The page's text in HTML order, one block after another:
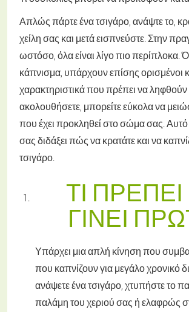
Απλώς πάρτε ένα τσιγάρο, ανάψτε το,
χείλη σας και μετά εισπνεύστε. Στην
ωστόσο, όλα είναι λίγο πιο περίπλοκα.
κάπνισμα, υπάρχουν επίσης ορισμένοι
χαρακτηριστικά που πρέπει να
ακολουθήσετε, μπορείτε εύκολα να
που έχει προκληθεί στο σώμα σας.
σας διδάξει πώς να κρατάτε και να
τσιγάρο.
ΤΙ
ΓΊΝΕΙ
Υπάρχει μια απλή κίνηση που
που καπνίζουν για μεγάλο χρονικό
ανάψετε ένα τσιγάρο, χτυπήστε το
παλάμη του χεριού σας ή ελαφρώς